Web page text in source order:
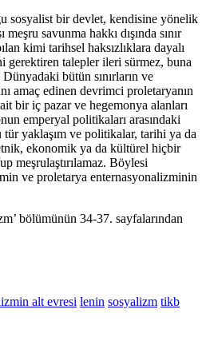
sosyalist bir devlet, kendisine yönelik
meşru savunma hakkı dışında sınır
kimi tarihsel haksızlıklara dayalı
gerektiren talepler ileri sürmez, buna
bütün sınırların ve
amaç edinen devrimci proletaryanın
bir iç pazar ve hegemonya alanları
emperyal politikaları arasındaki
yaklaşım ve politikalar, tarihi ya da
ekonomik ya da kültürel hiçbir
meşrulaştırılamaz. Böylesi
ve proletarya enternasyonalizminin
bölümünün 34-37. sayfalarından
alt evresi lenin sosyalizm tikb